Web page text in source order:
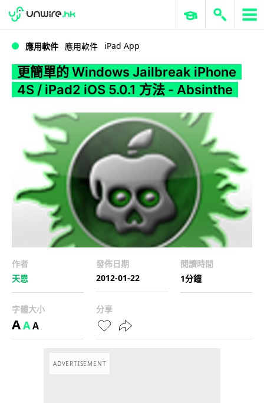
WWDC 2026 ERP 與商業 AI
應用軟件 應用軟件 iPad App
更簡單的 Windows Jailbreak iPhone
4S / iPad2 iOS 5.0.1 方法 - Absinthe
作者
天恩
發佈日期
2012-01-22
閱讀時間
1分鐘
字體大小
AAA
分享
ADVERTISEMENT